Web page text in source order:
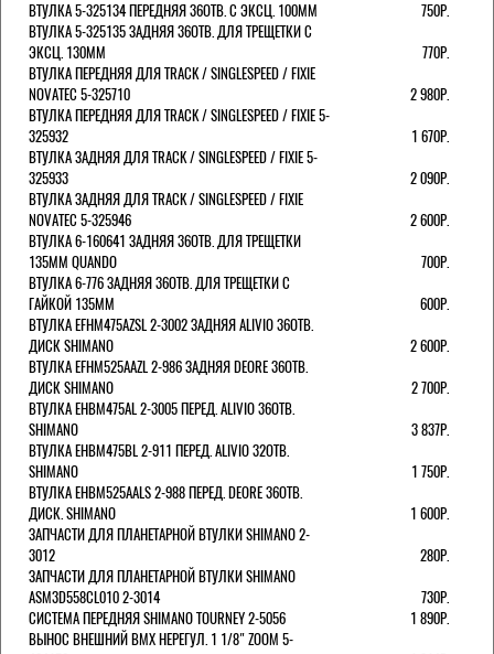
ВТУЛКА 5-325134 ПЕРЕДНЯЯ 36ОТВ. С ЭКСЦ. 100ММ
750Р.
ВТУЛКА 5-325135 ЗАДНЯЯ 36ОТВ. ДЛЯ ТРЕЩЕТКИ С
ЭКСЦ. 130ММ
770Р.
ВТУЛКА ПЕРЕДНЯЯ ДЛЯ TRACK / SINGLESPEED / FIXIE
NOVATEC 5-325710
2 980Р.
ВТУЛКА ПЕРЕДНЯЯ ДЛЯ TRACK / SINGLESPEED / FIXIE 5-
325932
1 670Р.
ВТУЛКА ЗАДНЯЯ ДЛЯ TRACK / SINGLESPEED / FIXIE 5-
325933
2 090Р.
ВТУЛКА ЗАДНЯЯ ДЛЯ TRACK / SINGLESPEED / FIXIE
NOVATEC 5-325946
2 600Р.
ВТУЛКА 6-160641 ЗАДНЯЯ 36ОТВ. ДЛЯ ТРЕЩЕТКИ
135ММ QUANDO
700Р.
ВТУЛКА 6-776 ЗАДНЯЯ 36ОТВ. ДЛЯ ТРЕЩЕТКИ С
ГАЙКОЙ 135ММ
600Р.
ВТУЛКА EFHM475AZSL 2-3002 ЗАДНЯЯ ALIVIO 36ОТВ.
ДИСК SHIMANO
2 600Р.
ВТУЛКА EFHM525AAZL 2-986 ЗАДНЯЯ DEORE 36ОТВ.
ДИСК SHIMANO
2 700Р.
ВТУЛКА EHBM475AL 2-3005 ПЕРЕД. ALIVIO 36ОТВ.
SHIMANO
3 837Р.
ВТУЛКА EHBM475BL 2-911 ПЕРЕД. ALIVIO 32ОТВ.
SHIMANO
1 750Р.
ВТУЛКА EHBM525AALS 2-988 ПЕРЕД. DEORE 36ОТВ.
ДИСК. SHIMANO
1 600Р.
ЗАПЧАСТИ ДЛЯ ПЛАНЕТАРНОЙ ВТУЛКИ SHIMANO 2-
3012
280Р.
ЗАПЧАСТИ ДЛЯ ПЛАНЕТАРНОЙ ВТУЛКИ SHIMANO
ASM3D558CL010 2-3014
730Р.
СИСТЕМА ПЕРЕДНЯЯ SHIMANO TOURNEY 2-5056
1 890Р.
ВЫНОС ВНЕШНИЙ BMX НЕРЕГУЛ. 1 1/8" ZOOM 5-